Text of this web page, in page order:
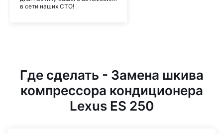
в сети наших СТО!
Где сделать - Замена шкива
компрессора кондиционера
Lexus ES 250